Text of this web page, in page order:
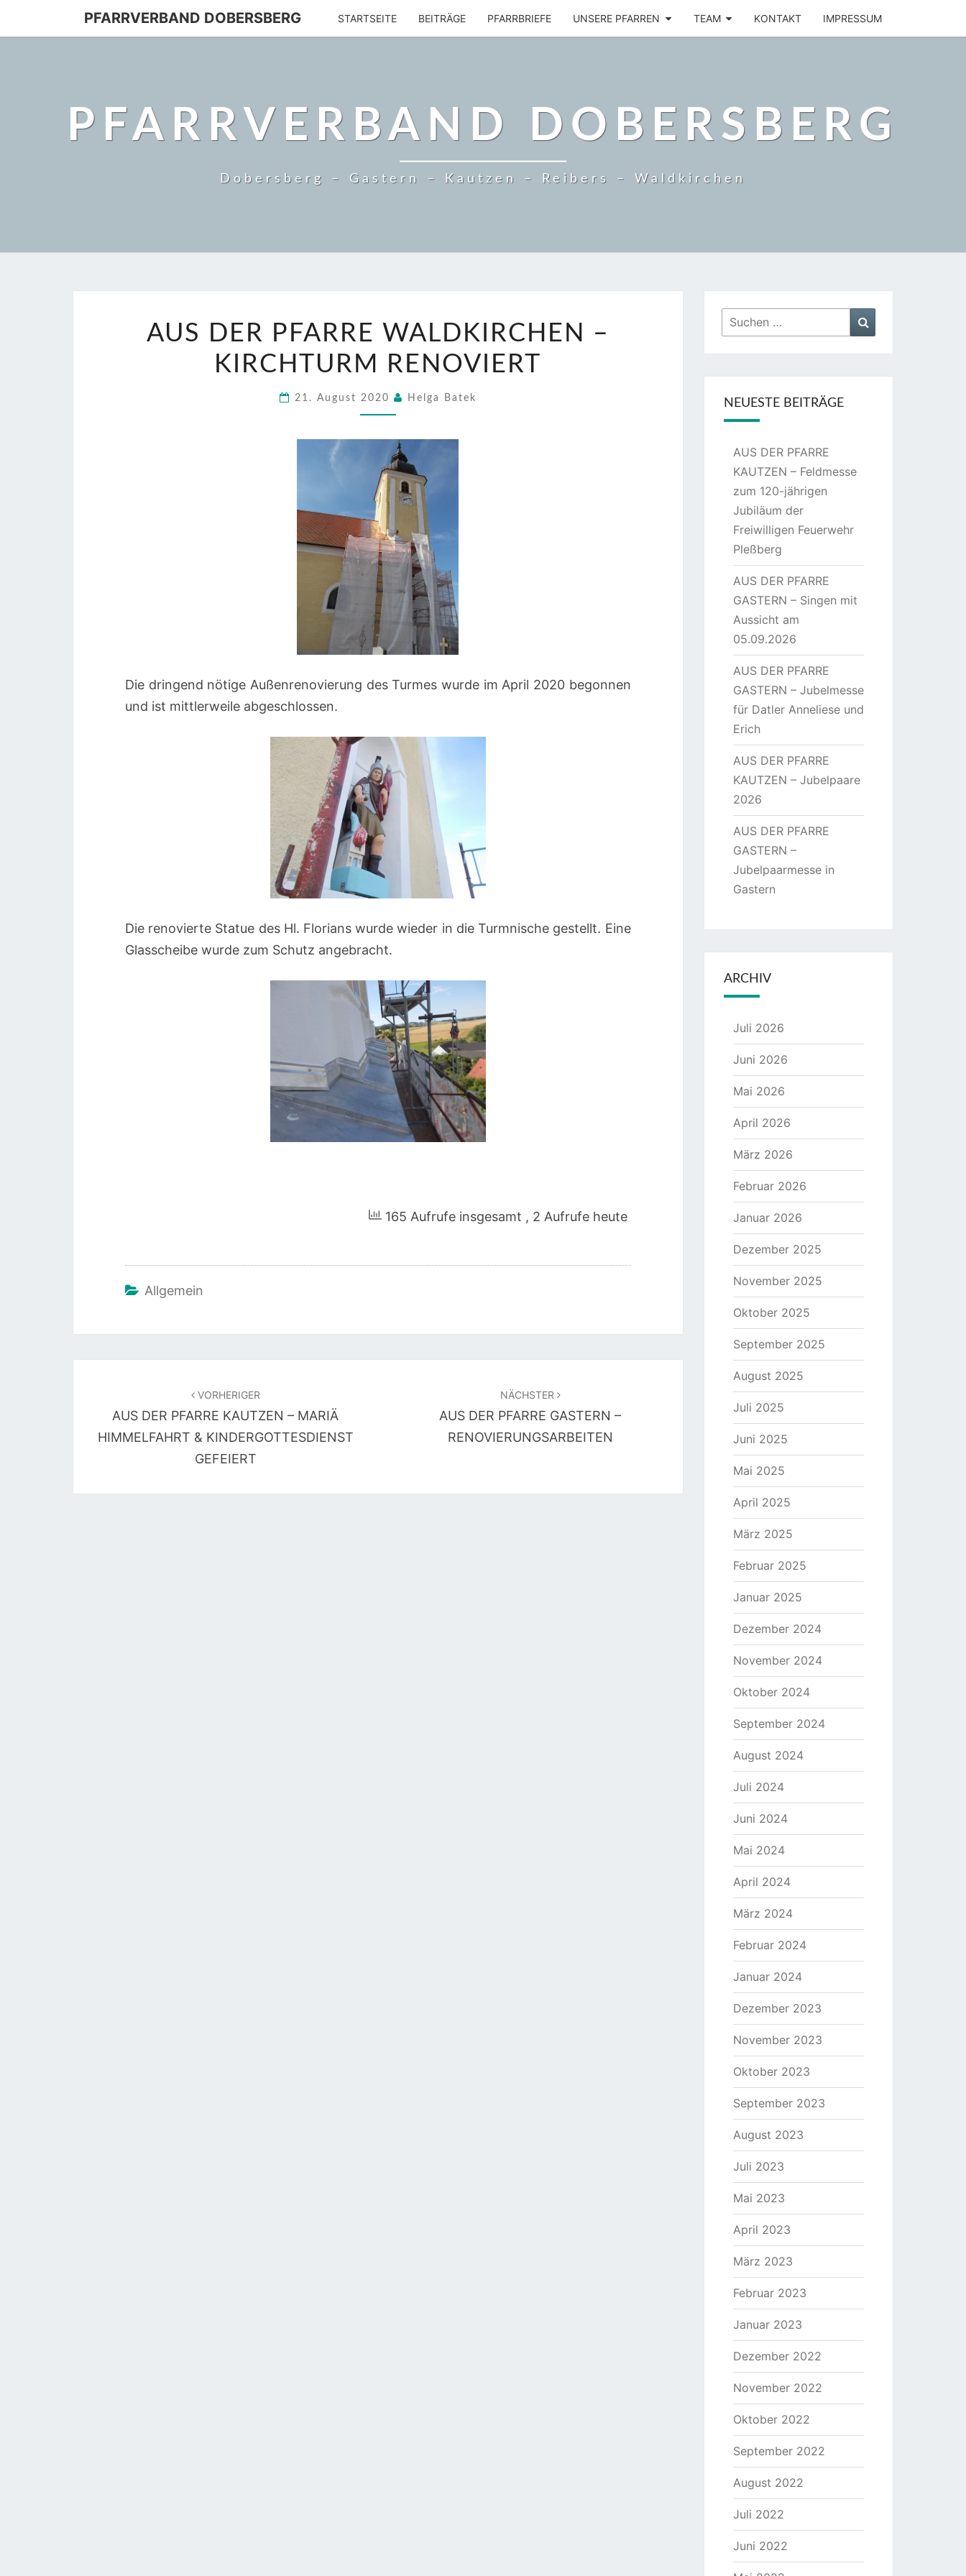
PFARRVERBAND DOBERSBERG STARTSEITE BEITRÄGE PFARRBRIEFE UNSERE PFARREN TEAM KONTAKT IMPRESSUM
PFARRVERBAND DOBERSBERG
Dobersberg – Gastern – Kautzen – Reibers – Waldkirchen
DER
PFARRE
–
RENOVIERT
AUS DER PFARRE WALDKIRCHEN –
KIRCHTURM RENOVIERT
21. August 2020 Helga Batek
Die dringend nötige Außenrenovierung des Turmes wurde im April 2020 begonnen
und ist mittlerweile abgeschlossen.
Die renovierte Statue des Hl. Florians wurde wieder in die Turmnische gestellt. Eine
Glasscheibe wurde zum Schutz angebracht.
165 Aufrufe insgesamt , 2 Aufrufe heute
Allgemein
VORHERIGER
AUS DER PFARRE KAUTZEN – MARIÄ
HIMMELFAHRT & KINDERGOTTESDIENST
GEFEIERT
NÄCHSTER
AUS DER PFARRE GASTERN –
RENOVIERUNGSARBEITEN
Suchen
nach:
NEUESTE BEITRÄGE
AUS DER PFARRE
KAUTZEN – Feldmesse
zum 120-jährigen
Jubiläum der
Freiwilligen Feuerwehr
Pleßberg
AUS DER PFARRE
GASTERN – Singen mit
Aussicht am
05.09.2026
AUS DER PFARRE
GASTERN – Jubelmesse
für Datler Anneliese und
Erich
AUS DER PFARRE
KAUTZEN – Jubelpaare
2026
AUS DER PFARRE
GASTERN –
Jubelpaarmesse in
Gastern
ARCHIV
Juli 2026
Juni 2026
Mai 2026
April 2026
März 2026
Februar 2026
Januar 2026
Dezember 2025
November 2025
Oktober 2025
September 2025
August 2025
Juli 2025
Juni 2025
Mai 2025
April 2025
März 2025
Februar 2025
Januar 2025
Dezember 2024
November 2024
Oktober 2024
September 2024
August 2024
Juli 2024
Juni 2024
Mai 2024
April 2024
März 2024
Februar 2024
Januar 2024
Dezember 2023
November 2023
Oktober 2023
September 2023
August 2023
Juli 2023
Mai 2023
April 2023
März 2023
Februar 2023
Januar 2023
Dezember 2022
November 2022
Oktober 2022
September 2022
August 2022
Juli 2022
Juni 2022